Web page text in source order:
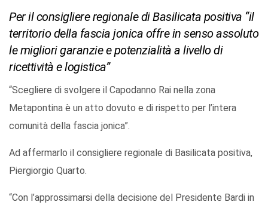
Per il consigliere regionale di Basilicata positiva “il
territorio della fascia jonica offre in senso assoluto
le migliori garanzie e potenzialità a livello di
ricettività e logistica”
“Scegliere di svolgere il Capodanno Rai nella zona
Metapontina è un atto dovuto e di rispetto per l’intera
comunità della fascia jonica”.
Ad affermarlo il consigliere regionale di Basilicata positiva,
Piergiorgio Quarto.
“Con l’approssimarsi della decisione del Presidente Bardi in